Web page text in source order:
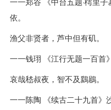
依。
渔父非贤者，芦中但有矶。
一一钱珝 《江行无题一百首
哀哉嵇叔夜，智不及鶢鶋。
一一陈陶 《续古二十九首》